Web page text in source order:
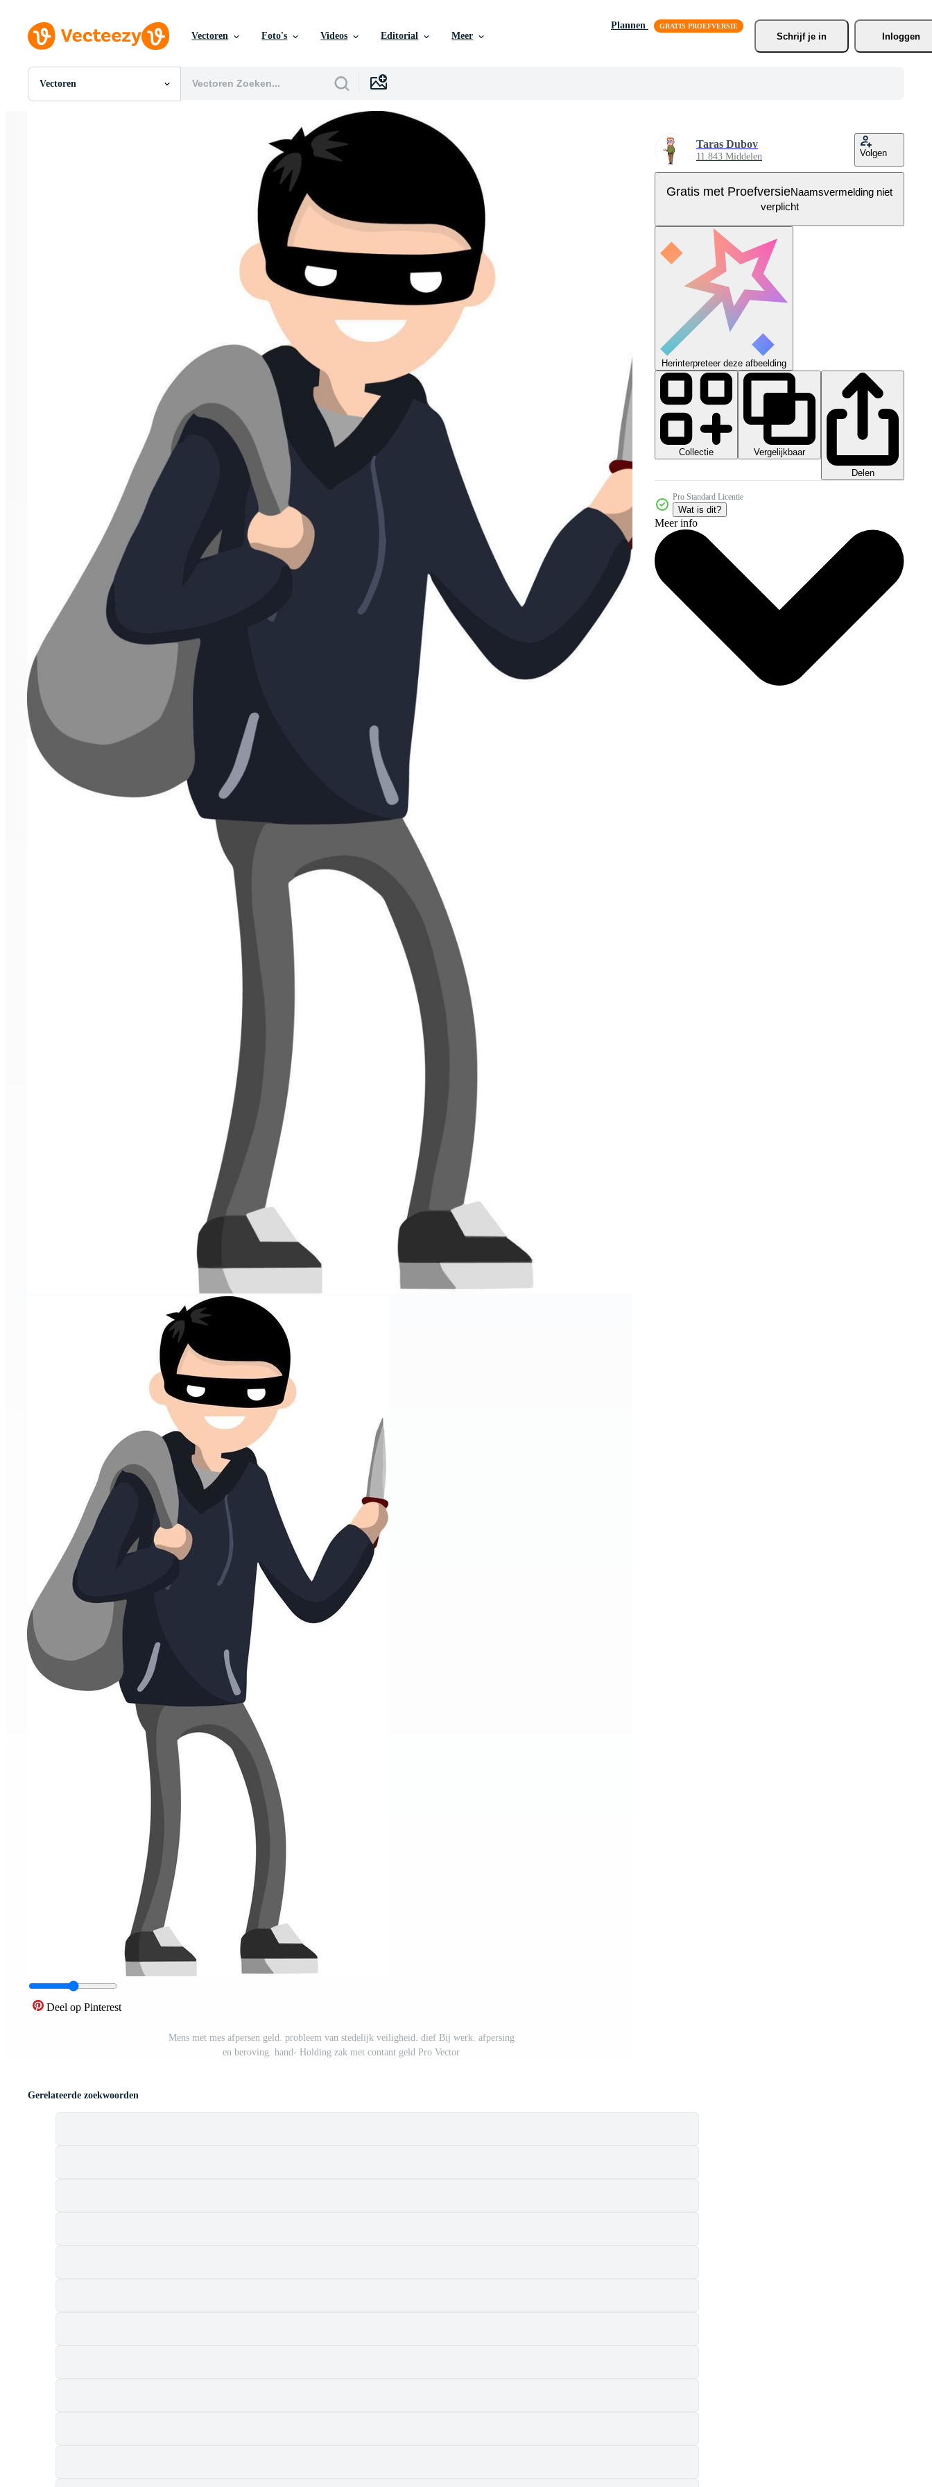
Vectoren Foto's Videos Editorial Meer
Plannen
Schrijf je in Inloggen
Vectoren
Alle Afbeeldingen
Deel op Pinterest
Mens met mes afpersen geld. probleem van stedelijk veiligheid. dief Bij werk. afpersing
en beroving. hand- Holding zak met contant geld Pro Vector
Taras Dubov
11.843 Middelen Volgen
Gratis met ProefversieNaamsvermelding niet
verplicht
Herinterpreteer deze afbeelding
Collectie
Vergelijkbaar
Delen
Pro Standard Licentie
Wat is dit?
Meer info
Gerelateerde zoekwoorden